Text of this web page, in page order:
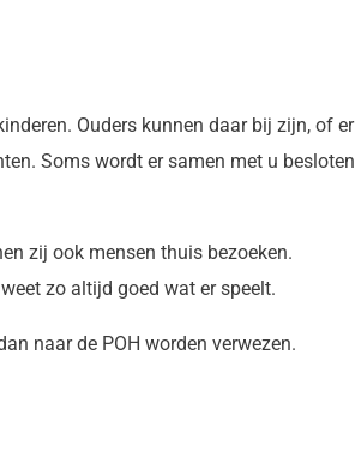
Ouders kunnen daar bij zijn, of er
Soms wordt er samen met u besloten
zij ook mensen thuis bezoeken.
zo altijd goed wat er speelt.
naar de POH worden verwezen.